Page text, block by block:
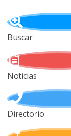
Buscar
Noticias
Directorio